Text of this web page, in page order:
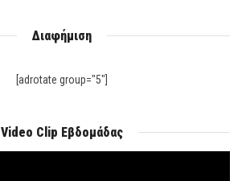
Διαφήμιση
[adrotate group="5"]
Video Clip Εβδομάδας